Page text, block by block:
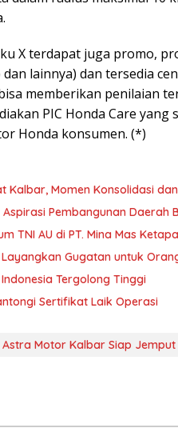
X terdapat juga promo,
lainnya) dan tersedia
memberikan penilaian
PIC Honda Care
Honda konsumen. (*)
Kalbar, Momen Konsolidasi
Pembangunan Daerah
TNI AU di PT. Mina Mas
Gugatan untuk
Tergolong Tinggi
Sertifikat Laik Operasi
Motor Kalbar Siap Jemput